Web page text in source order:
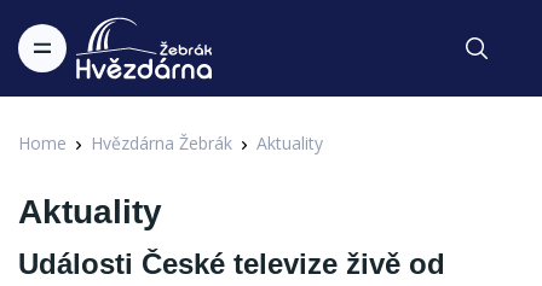
Home Hvězdárna Žebrák Aktuality
Aktuality
Události České televize živě od